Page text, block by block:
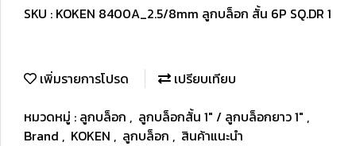
SKU : KOKEN 8400A_2.5/8mm ลูกบล็อก สั้น 6P SQ.DR 1
เพิ่มรายการโปรด
เปรียบเทียบ
หมวดหมู่ : ลูกบล็อก , ลูกบล็อกสั้น 1" / ลูกบล็อกยาว 1" ,
Brand , KOKEN , ลูกบล็อก , สินค้าแนะนำ